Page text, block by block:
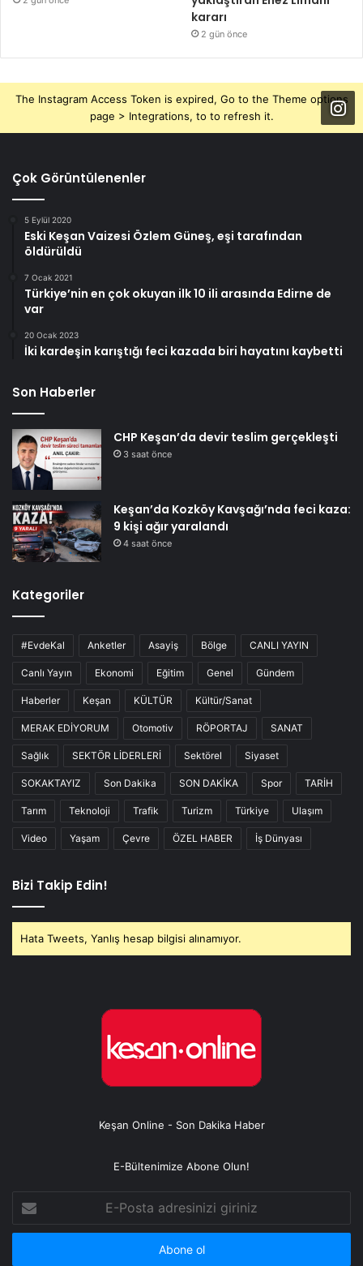
kararı
2 gün önce
The Instagram Access Token is expired, Go to the Theme options
page > Integrations, to to refresh it.
Çok Görüntülenenler
5 Eylül 2020
Eski Keşan Vaizesi Özlem Güneş, eşi tarafından
öldürüldü
7 Ocak 2021
Türkiye’nin en çok okuyan ilk 10 ili arasında Edirne de
var
20 Ocak 2023
İki kardeşin karıştığı feci kazada biri hayatını kaybetti
Son Haberler
CHP Keşan’da devir teslim gerçekleşti
3 saat önce
Keşan’da Kozköy Kavşağı’nda feci kaza:
9 kişi ağır yaralandı
4 saat önce
Kategoriler
#EvdeKal Anketler Asayiş Bölge CANLI YAYIN
Canlı Yayın Ekonomi Eğitim Genel Gündem
Haberler Keşan KÜLTÜR Kültür/Sanat
MERAK EDİYORUM Otomotiv RÖPORTAJ SANAT
Sağlık SEKTÖR LİDERLERİ Sektörel Siyaset
SOKAKTAYIZ Son Dakika SON DAKİKA Spor TARİH
Tarım Teknoloji Trafik Turizm Türkiye Ulaşım
Video Yaşam Çevre ÖZEL HABER İş Dünyası
Bizi Takip Edin!
Hata Tweets, Yanlış hesap bilgisi alınamıyor.
Keşan Online - Son Dakika Haber
E-Bültenimize Abone Olun!
Posta
adresinizi